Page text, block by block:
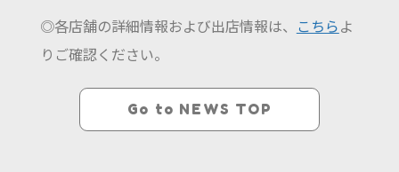
◎各店舗の詳細情報および出店情報は、 こちらよ
りご確認ください。
Go to NEWS TOP